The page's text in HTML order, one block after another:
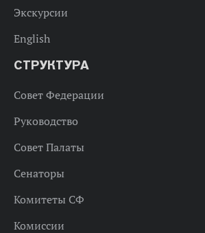
Экскурсии
English
СТРУКТУРА
Совет Федерации
Руководство
Совет Палаты
Сенаторы
Комитеты СФ
Комиссии